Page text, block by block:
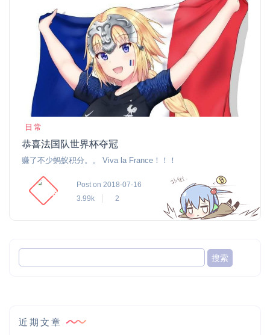
日常
恭喜法国队世界杯夺冠
赚了不少蚂蚁积分。。 Viva la France！！！
Post on 2018-07-16
3.99k
2
近期文章